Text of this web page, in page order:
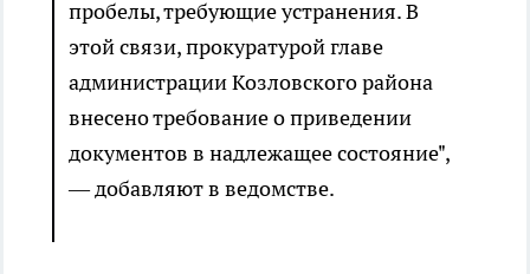
пробелы, требующие устранения. В
этой связи, прокуратурой главе
администрации Козловского района
внесено требование о приведении
документов в надлежащее состояние",
— добавляют в ведомстве.